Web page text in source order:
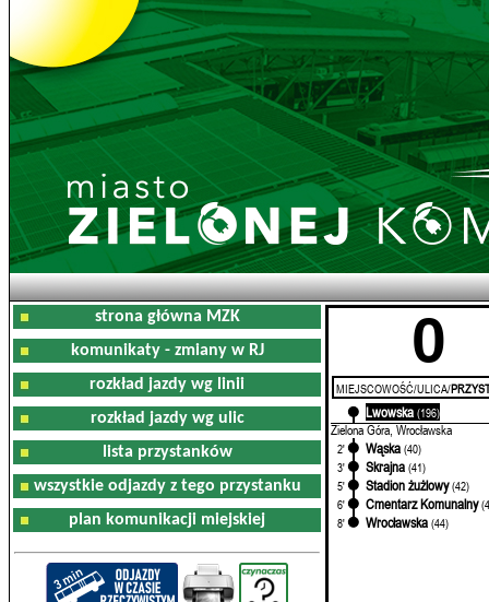
strona główna MZK
komunikaty - zmiany w RJ
rozkład jazdy wg linii
rozkład jazdy wg ulic
lista przystanków
wszystkie odjazdy z tego przystanku
plan komunikacji miejskiej
0
MIEJSCOWOŚĆ/ULICA/
Lwowska (196)
Zielona Góra, Wrocławska
2' Wąska (40)
3'
Skrajna (41)
5'
Stadion żużlowy (42)
6'
Cmentarz Komunalny
8'
Wrocławska (44)